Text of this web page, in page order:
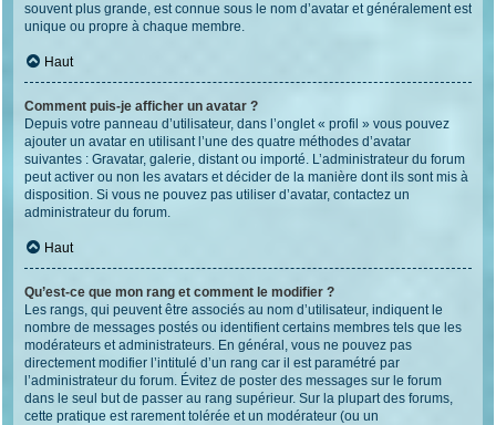
souvent plus grande, est connue sous le nom d’avatar et généralement est
unique ou propre à chaque membre.
Haut
Comment puis-je afficher un avatar ?
Depuis votre panneau d’utilisateur, dans l’onglet « profil » vous pouvez
ajouter un avatar en utilisant l’une des quatre méthodes d’avatar
suivantes : Gravatar, galerie, distant ou importé. L’administrateur du forum
peut activer ou non les avatars et décider de la manière dont ils sont mis à
disposition. Si vous ne pouvez pas utiliser d’avatar, contactez un
administrateur du forum.
Haut
Qu’est-ce que mon rang et comment le modifier ?
Les rangs, qui peuvent être associés au nom d’utilisateur, indiquent le
nombre de messages postés ou identifient certains membres tels que les
modérateurs et administrateurs. En général, vous ne pouvez pas
directement modifier l’intitulé d’un rang car il est paramétré par
l’administrateur du forum. Évitez de poster des messages sur le forum
dans le seul but de passer au rang supérieur. Sur la plupart des forums,
cette pratique est rarement tolérée et un modérateur (ou un